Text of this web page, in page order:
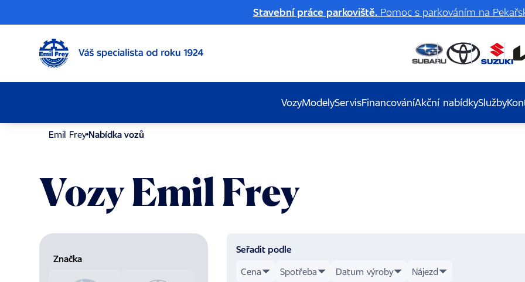
Stavební práce parkoviště.Pomoc s parkováním na
VozyModelyServisFinancováníAkční nabídkySlužby
Emil Frey Nabídka vozů
Vozy Emil Frey
Značka
Seřadit podle
Cena
Spotřeba Datum výroby Nájezd